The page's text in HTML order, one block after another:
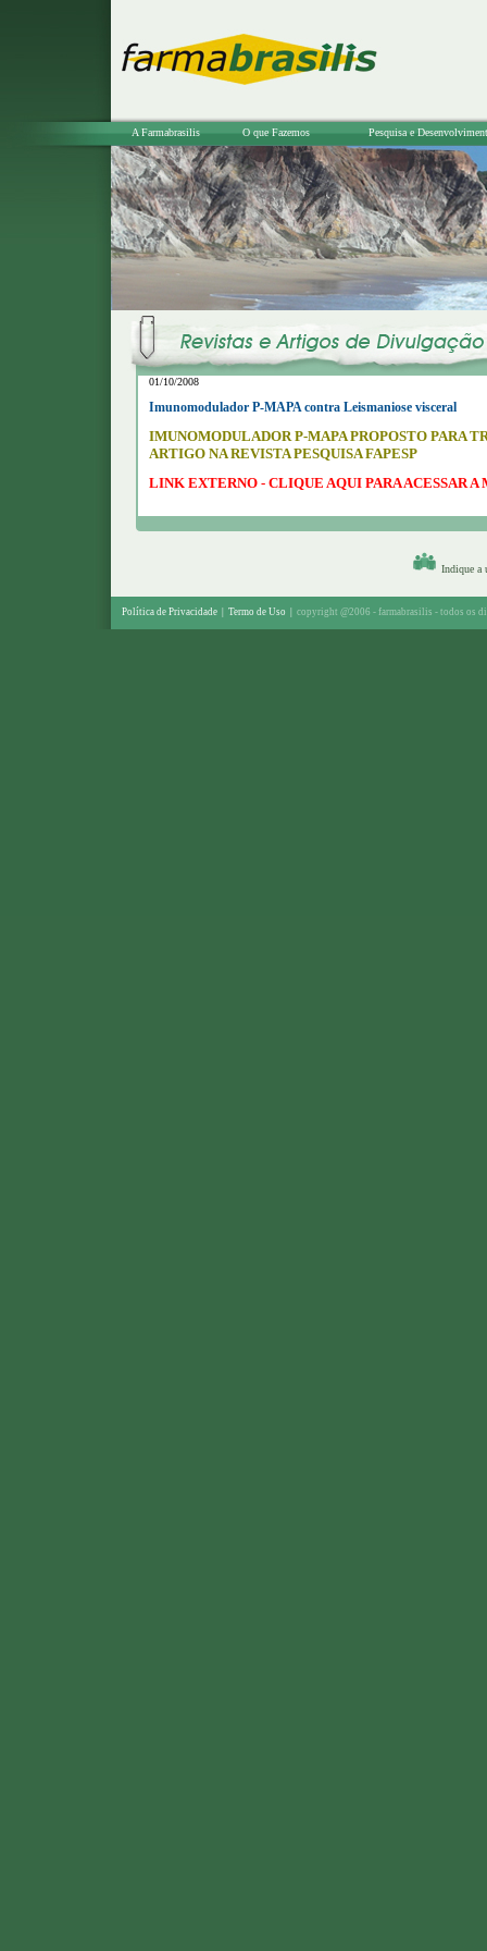
A Farmabrasilis O que Fazemos Pesquisa e
01/10/2008
Imunomodulador P-MAPA contra Leismaniose visceral
IMUNOMODULADOR P-MAPA PROPOSTO PARA
ARTIGO NA REVISTA PESQUISA FAPESP
LINK EXTERNO - CLIQUE AQUI PARA ACESSAR A
Indique a
Política de Privacidade Termo de Uso copyright @2006 - farmabrasilis - todos os